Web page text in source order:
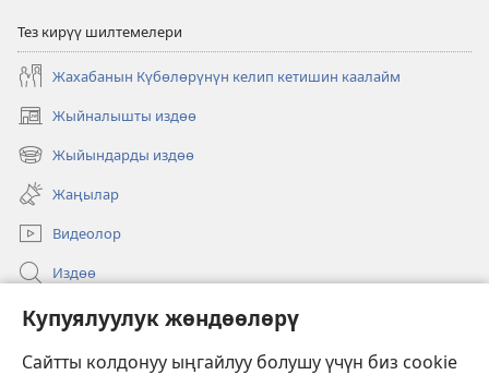
Купуялуулук жөндөөлөрү
Сайтты колдонуу ыңгайлуу болушу үчүн биз cookie
Тез кирүү шилтемелери
Жахабанын Күбөлөрүнүн келип кетишин каалайм
Жыйналышты издөө
(жаңы
терезе
ачат)
Жыйындарды издөө
(жаңы
терезе
ачат)
Жаңылар
Видеолор
Издөө
Бийлик өкүлдөрү үчүн маалымат